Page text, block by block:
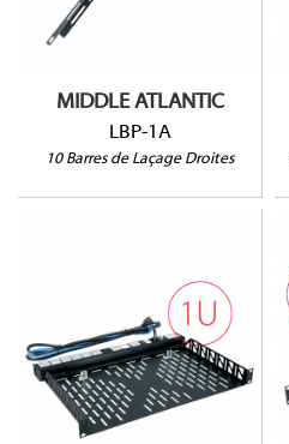
MIDDLE ATLANTIC
LBP-1A
10 Barres de Laçage Droites
1U
Ventilée
HxLxP : 44 x 483 x